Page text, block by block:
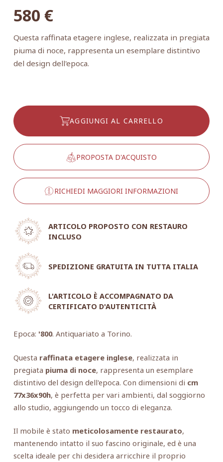
580 €
Questa raffinata etagere inglese, realizzata in pregiata
piuma di noce, rappresenta un esemplare distintivo
del design dell'epoca.
AGGIUNGI AL CARRELLO
PROPOSTA D'ACQUISTO
RICHIEDI MAGGIORI INFORMAZIONI
ARTICOLO PROPOSTO CON RESTAURO
INCLUSO
SPEDIZIONE GRATUITA IN TUTTA ITALIA
L'ARTICOLO È ACCOMPAGNATO DA
CERTIFICATO D'AUTENTICITÀ
Epoca: '800. Antiquariato a Torino.
Questa raffinata etagere inglese, realizzata in
pregiata piuma di noce, rappresenta un esemplare
distintivo del design dell'epoca. Con dimensioni di cm
77x36x90h, è perfetta per vari ambienti, dal soggiorno
allo studio, aggiungendo un tocco di eleganza.
Il mobile è stato meticolosamente restaurato,
mantenendo intatto il suo fascino originale, ed è una
scelta ideale per chi desidera arricchire il proprio